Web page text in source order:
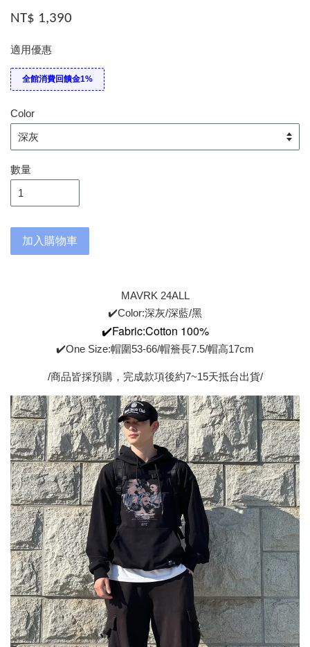
NT$ 1,390
適用優惠
全館消費回饋金1%
Color
數量
加入購物車
MAVRK 24ALL
✔️Color:深灰/深藍/黑
✔️Fabric:Cotton 100%
✔️One Size:帽圍53-66/帽簷長7.5/帽高17cm
/商品皆採預購，完成款項後約7~15天抵台出貨/